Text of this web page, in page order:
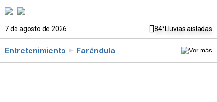
7 de agosto de 2026 84°Lluvias aisladas
Entretenimiento Farándula